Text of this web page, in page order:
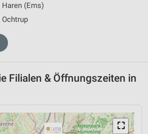
(Ems)
Filialen & Öffnungszeiten in
⛶